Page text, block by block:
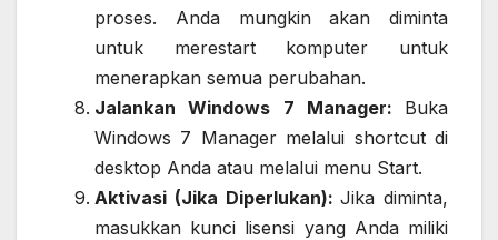
proses. Anda mungkin akan diminta
untuk merestart komputer untuk
menerapkan semua perubahan.
Jalankan Windows 7 Manager: Buka
Windows 7 Manager melalui shortcut di
desktop Anda atau melalui menu Start.
Aktivasi (Jika Diperlukan):Jika diminta,
masukkan kunci lisensi yang Anda miliki